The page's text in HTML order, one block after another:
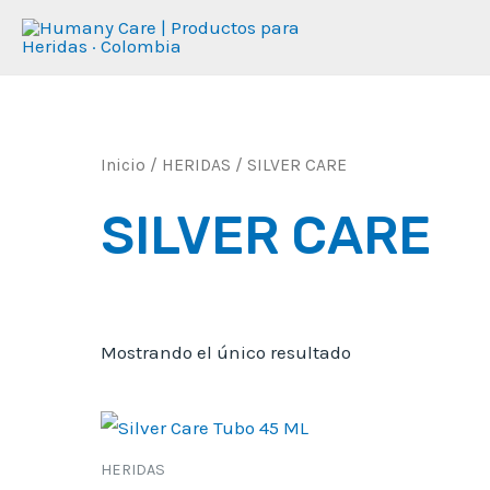
Inicio / HERIDAS / SILVER CARE
SILVER CARE
Mostrando el único resultado
HERIDAS